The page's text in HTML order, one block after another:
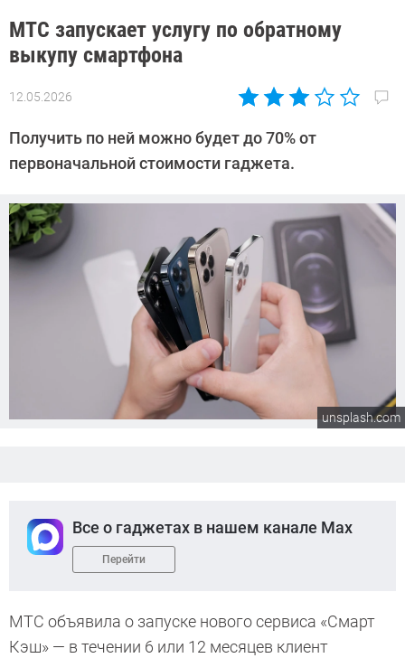
МТС запускает услугу по обратному
выкупу смартфона
12.05.2026
Автор:
Получить по ней можно будет до 70% от
первоначальной стоимости гаджета.
unsplash.com
Все о гаджетах в нашем канале Max
Перейти
МТС объявила о запуске нового сервиса «Смарт
Кэш» — в течении 6 или 12 месяцев клиент